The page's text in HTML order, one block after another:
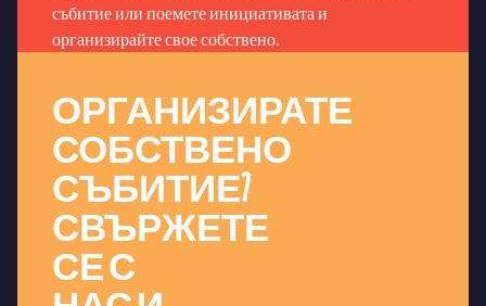
събитие или поемете инициативата и
организирайте свое собствено.
ОРГАНИЗИРАТЕ
СОБСТВЕНО
СЪБИТИЕ?
СВЪРЖЕТЕ
СЕ С